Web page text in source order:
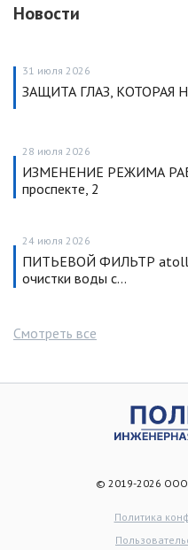
Новости
31 июля 2026
ЗАЩИТА ГЛАЗ, КОТОРАЯ
28 июля 2026
ИЗМЕНЕНИЕ РЕЖИМА
проспекте, 2
24 июля 2026
ПИТЬЕВОЙ ФИЛЬТР atoll
очистки воды с…
Смотреть все
© 2019-2026 ООО
Политика